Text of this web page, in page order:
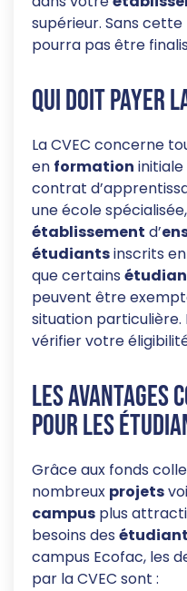
supérieur. Sans cette
pourra pas être
Qui doit payer la
La CVEC concerne
en formation
contrat
une école
établissement d’
étudiantsinscrits en
que certains
peuvent être
situation
vérifier votre
Les avantages
pour les
Grâce aux fonds
nombreux projets
campus plus
besoins des
campus Ecofac, les
par la CVEC sont :